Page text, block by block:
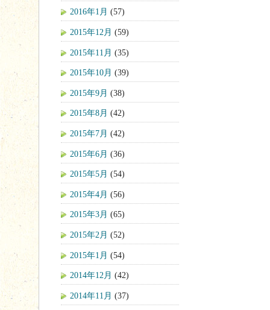
2016年1月 (57)
2015年12月 (59)
2015年11月 (35)
2015年10月 (39)
2015年9月 (38)
2015年8月 (42)
2015年7月 (42)
2015年6月 (36)
2015年5月 (54)
2015年4月 (56)
2015年3月 (65)
2015年2月 (52)
2015年1月 (54)
2014年12月 (42)
2014年11月 (37)